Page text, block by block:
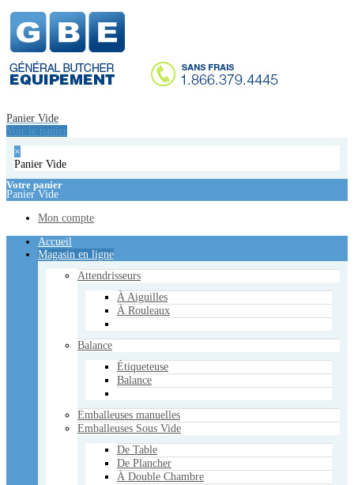
Accueil
Magasin en ligne
À Aiguilles
À Rouleaux
Emballeuses Sous Vide
Équipements de cuisson
Cuisinières - Poèles
Réchauds
Plaques de Cuisson
Friteuse Électrique
Fours à Convoyeur
Bain-Marie
De Table
Machines à boulettes
Manuelles
Électriques
Marineuses
Mélangeurs
Manuels
Électriques
Panier Vide
Voir le panier
×
Panier Vide
Votre panier
Panier Vide
Mon compte
Accueil
Magasin en ligne
Attendrisseurs
À Aiguilles
À Rouleaux
Balance
Étiqueteuse
Balance
Emballeuses manuelles
Emballeuses Sous Vide
De Table
De Plancher
À Double Chambre